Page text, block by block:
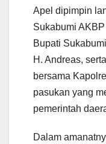
Apel dipimpin
Sukabumi
Bupati
H. Andreas,
bersama
pasukan yang
pemerintah
Dalam